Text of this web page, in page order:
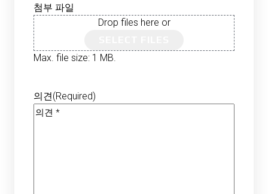
첨부 파일
Drop files here or
Max. file size: 1 MB.
의견(Required)